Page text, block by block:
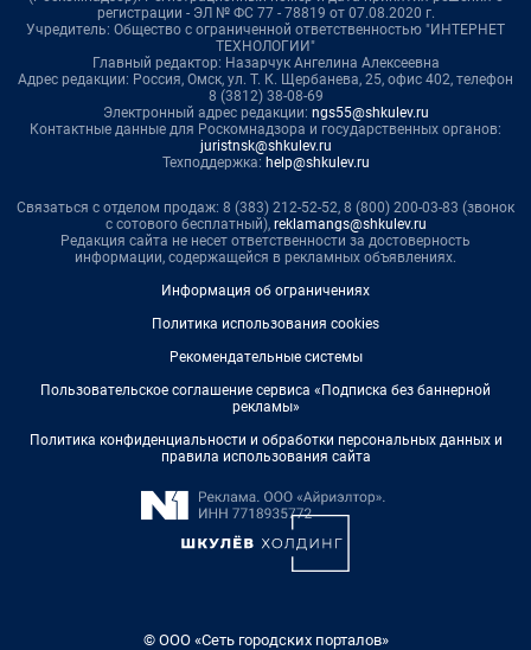
регистрации - ЭЛ № ФС 77 - 78819 от 07.08.2020 г.
Учредитель: Общество с ограниченной ответственностью "ИНТЕРНЕТ
ТЕХНОЛОГИИ"
Главный редактор: Назарчук Ангелина Алексеевна
Адрес редакции: Россия, Омск, ул. Т. К. Щербанева, 25, офис 402, телефон
8 (3812) 38-08-69
Электронный адрес редакции: ngs55@shkulev.ru
Контактные данные для Роскомнадзора и государственных органов:
juristnsk@shkulev.ru
Техподдержка: help@shkulev.ru
Связаться с отделом продаж: 8 (383) 212-52-52, 8 (800) 200-03-83 (звонок
с сотового бесплатный), reklamangs@shkulev.ru
Редакция сайта не несет ответственности за достоверность
информации, содержащейся в рекламных объявлениях.
Информация об ограничениях
Политика использования cookies
Рекомендательные системы
Пользовательское соглашение сервиса «Подписка без баннерной
рекламы»
Политика конфиденциальности и обработки персональных данных и
правила использования сайта
© ООО «Сеть городских порталов»